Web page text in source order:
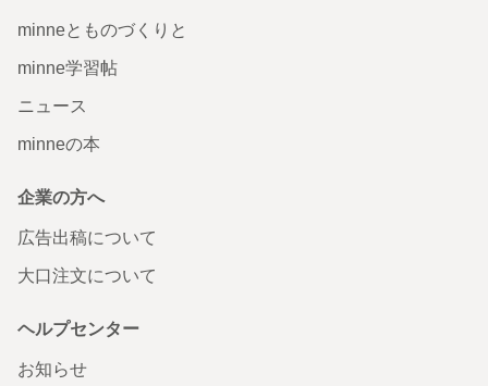
minneとものづくりと
minne学習帖
ニュース
minneの本
企業の方へ
広告出稿について
大口注文について
ヘルプセンター
お知らせ